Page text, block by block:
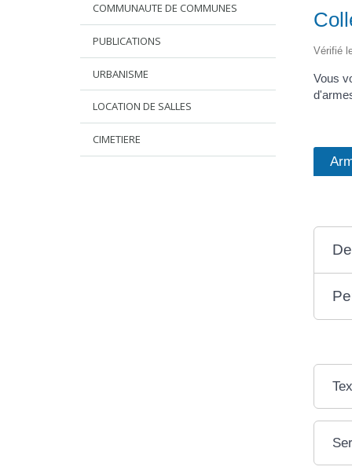
COMMUNAUTE DE COMMUNES
PUBLICATIONS
URBANISME
LOCATION DE SALLES
CIMETIERE
Vérifié
Vous